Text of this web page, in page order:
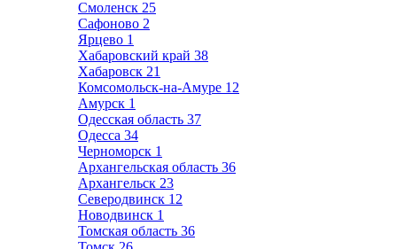
Смоленск 25
Сафоново 2
Ярцево 1
Хабаровский край 38
Хабаровск 21
Комсомольск-на-Амуре 12
Амурск 1
Одесская область 37
Одесса 34
Черноморск 1
Архангельская область 36
Архангельск 23
Северодвинск 12
Новодвинск 1
Томская область 36